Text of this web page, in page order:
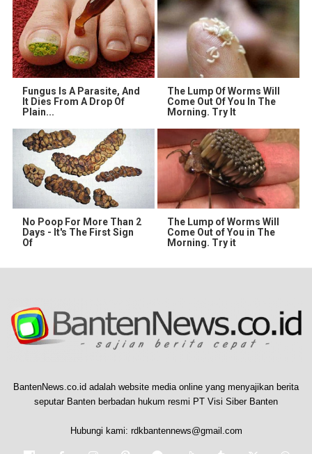
Fungus Is A Parasite, And
It Dies From A Drop Of
Plain...
The Lump Of Worms Will
Come Out Of You In The
Morning. Try It
No Poop For More Than 2
Days - It's The First Sign
Of
The Lump of Worms Will
Come Out of You in The
Morning. Try it
BantenNews.co.id adalah website media online yang menyajikan berita
seputar Banten berbadan hukum resmi PT Visi Siber Banten
Hubungi kami: rdkbantennews@gmail.com